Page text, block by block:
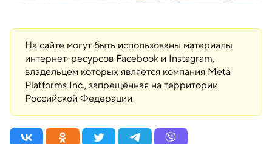
На сайте могут быть использованы материалы
интернет-ресурсов Facebook и Instagram,
владельцем которых является компания Meta
Platforms Inc., запрещённая на территории
Российской Федерации